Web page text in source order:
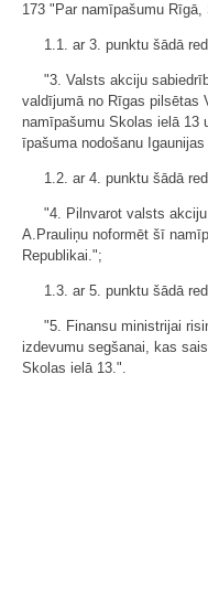
173 "Par namīpašumu Rīgā,
1.1. ar 3. punktu šādā
"3. Valsts akciju
valdījumā no Rīgas pilsētas
namīpašumu Skolas ielā
īpašuma nodošanu
1.2. ar 4. punktu šādā
"4. Pilnvarot valsts
A.Prauliņu noformēt šī
Republikai.";
1.3. ar 5. punktu šādā
"5. Finansu ministrijai
izdevumu segšanai, kas
Skolas ielā 13.".